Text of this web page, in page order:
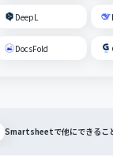
DeepL
DocsFold
Smartsheetで他にできるこ